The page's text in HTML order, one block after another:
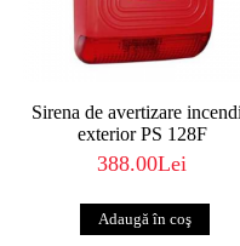
Sirena de avertizare
exterior PS 128F
388.00Lei